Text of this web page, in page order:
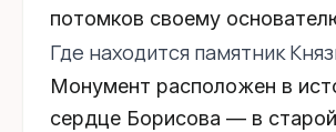
потомков своему
Где находится памятник
Монумент расположен в
сердце Борисова — в